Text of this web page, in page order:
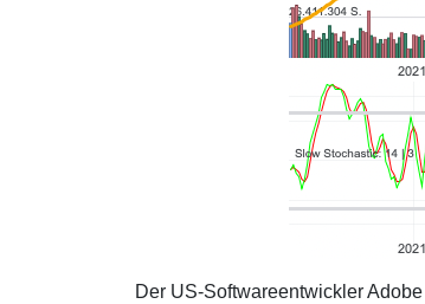
Der US-Softwareentwickler